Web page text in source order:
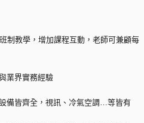
制教學，增加課程互動，老師可兼顧每
業界實務經驗
備皆齊全，視訊、冷氣空調…等皆有